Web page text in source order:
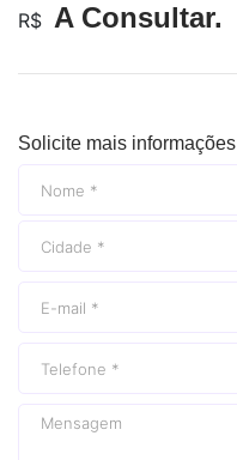
R$ A Consultar.
Solicite mais informações